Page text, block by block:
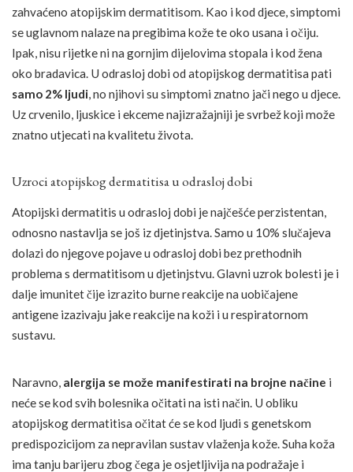
zahvaćeno atopijskim dermatitisom. Kao i kod djece, simptomi
se uglavnom nalaze na pregibima kože te oko usana i očiju.
Ipak, nisu rijetke ni na gornjim dijelovima stopala i kod žena
oko bradavica. U odrasloj dobi od atopijskog dermatitisa pati
samo 2% ljudi, no njihovi su simptomi znatno jači nego u djece.
Uz crvenilo, ljuskice i ekceme najizražajniji je svrbež koji može
znatno utjecati na kvalitetu života.
Uzroci atopijskog dermatitisa u odrasloj dobi
Atopijski dermatitis u odrasloj dobi je najčešće perzistentan,
odnosno nastavlja se još iz djetinjstva. Samo u 10% slučajeva
dolazi do njegove pojave u odrasloj dobi bez prethodnih
problema s dermatitisom u djetinjstvu. Glavni uzrok bolesti je i
dalje imunitet čije izrazito burne reakcije na uobičajene
antigene izazivaju jake reakcije na koži i u respiratornom
sustavu.
Naravno, alergija se može manifestirati na brojne načine i
neće se kod svih bolesnika očitati na isti način. U obliku
atopijskog dermatitisa očitat će se kod ljudi s genetskom
predispozicijom za nepravilan sustav vlaženja kože. Suha koža
ima tanju barijeru zbog čega je osjetljivija na podražaje i